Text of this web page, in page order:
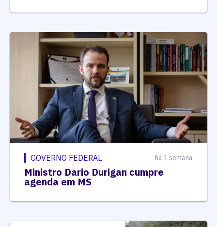
GOVERNO FEDERAL há 1 semana
Ministro Dario Durigan cumpre
agenda em MS